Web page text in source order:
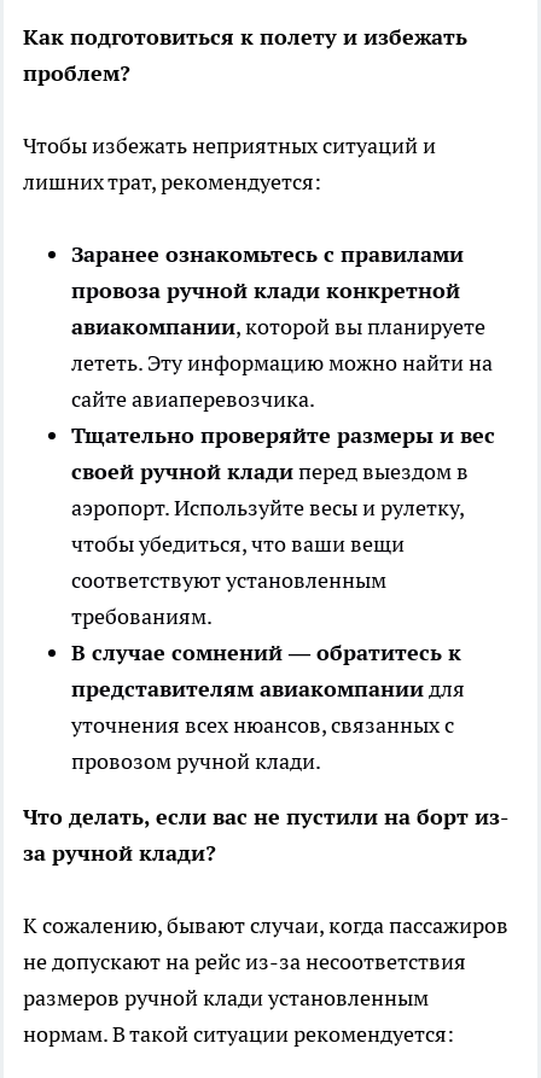
Как подготовиться к полету и избежать
проблем?
Чтобы избежать неприятных ситуаций и
лишних трат, рекомендуется:
Заранее ознакомьтесь с правилами
провоза ручной клади конкретной
авиакомпании, которой вы планируете
лететь. Эту информацию можно найти на
сайте авиаперевозчика.
Тщательно проверяйте размеры и вес
своей ручной кладиперед выездом в
аэропорт. Используйте весы и рулетку,
чтобы убедиться, что ваши вещи
соответствуют установленным
требованиям.
В случае сомнений — обратитесь к
представителям авиакомпаниидля
уточнения всех нюансов, связанных с
провозом ручной клади.
Что делать, если вас не пустили на борт из-
за ручной клади?
К сожалению, бывают случаи, когда пассажиров
не допускают на рейс из-за несоответствия
размеров ручной клади установленным
нормам. В такой ситуации рекомендуется: